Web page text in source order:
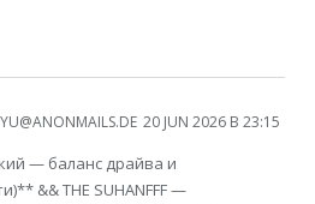
20 JUN 2026 В 23:15
— баланс драйва и
&& THE SUHANFFF —